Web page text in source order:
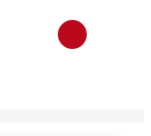
Беларуская